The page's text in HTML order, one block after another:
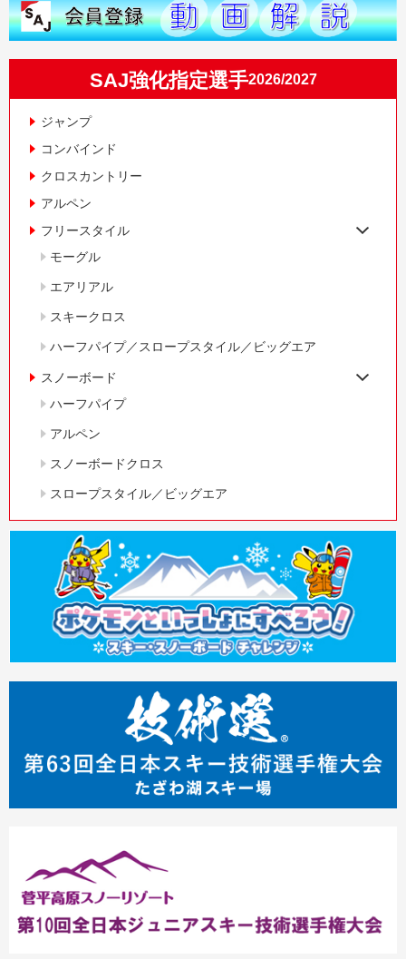
SAJ強化指定選手2026/2027
ジャンプ
コンバインド
クロスカントリー
アルペン
フリースタイル
モーグル
エアリアル
スキークロス
ハーフパイプ／スロープスタイル／ビッグエア
スノーボード
ハーフパイプ
アルペン
スノーボードクロス
スロープスタイル／ビッグエア